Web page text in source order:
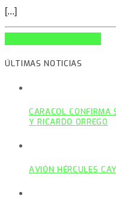
[...]
ÚLTIMAS NOTICIAS
CARACOL CONFIRMA
Y RICARDO ORREGO
AVIÓN HÉRCULES